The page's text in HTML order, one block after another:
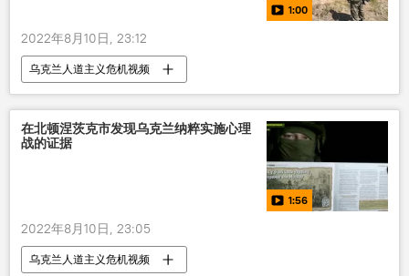
1:00
2022年8月10日, 23:12
乌克兰人道主义危机视频
在北顿涅茨克市发现乌克兰纳粹实施心理
战的证据
1:56
2022年8月10日, 23:05
乌克兰人道主义危机视频